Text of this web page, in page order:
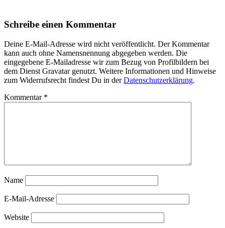
Schreibe einen Kommentar
Deine E-Mail-Adresse wird nicht veröffentlicht. Der Kommentar
kann auch ohne Namensnennung abgegeben werden. Die
eingegebene E-Mailadresse wir zum Bezug von Profilbildern bei
dem Dienst Gravatar genutzt. Weitere Informationen und Hinweise
zum Widerrufsrecht findest Du in derDatenschutzerklärung.
Kommentar *
Name
E-Mail-Adresse
Website